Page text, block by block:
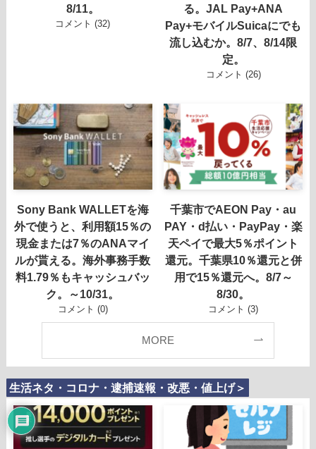
8/11。
コメント (32)
る。JAL Pay+ANA
Pay+モバイルSuicaにでも
流し込むか。8/7、8/14限
定。
コメント (26)
Sony Bank WALLETを海
外で使うと、利用額15％の
現金または7％のANAマイ
ルが貰える。海外事務手数
料1.79％もキャッシュバッ
ク。～10/31。
コメント (0)
千葉市でAEON Pay・au
PAY・d払い・PayPay・楽
天ペイで最大5％ポイント
還元。千葉県10％還元と併
用で15％還元へ。8/7～
8/30。
コメント (3)
MORE
生活ネタ・コロナ・逮捕速報・改悪・値上げ＞